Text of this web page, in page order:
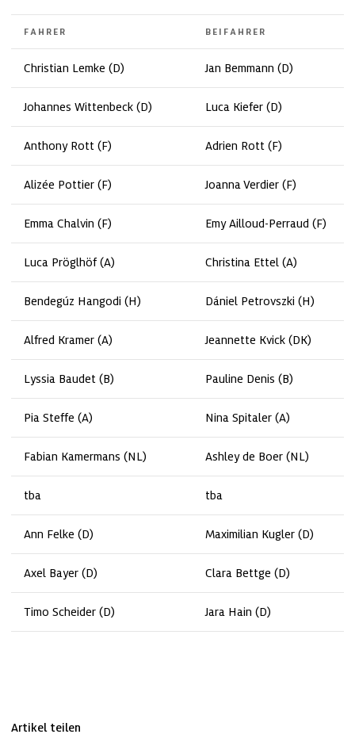
FAHRER BEIFAHRER
Christian Lemke (D) Jan Bemmann (D)
Johannes Wittenbeck (D) Luca Kiefer (D)
Anthony Rott (F) Adrien Rott (F)
Alizée Pottier (F) Joanna Verdier (F)
Emma Chalvin (F) Emy Ailloud-Perraud (F)
Luca Pröglhöf (A) Christina Ettel (A)
Bendegúz Hangodi (H) Dániel Petrovszki (H)
Alfred Kramer (A) Jeannette Kvick (DK)
Lyssia Baudet (B) Pauline Denis (B)
Pia Steffe (A) Nina Spitaler (A)
Fabian Kamermans (NL) Ashley de Boer (NL)
tba tba
Ann Felke (D) Maximilian Kugler (D)
Axel Bayer (D) Clara Bettge (D)
Timo Scheider (D) Jara Hain (D)
Artikel teilen